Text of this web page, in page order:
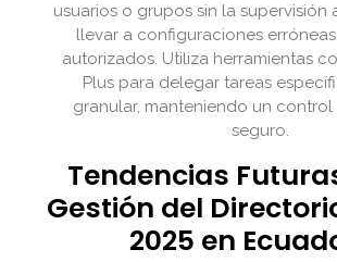
usuarios o grupos sin la
llevar a configuraciones
autorizados. Utiliza herramientas
Plus para delegar tareas
granular, manteniendo un
seguro.
Tendencias
Gestión del
2025 en